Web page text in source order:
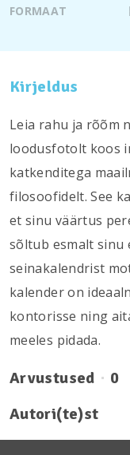
FORMAAT
Kirjeldus
Leia rahu ja rõõm
loodusfotolt koos
katkenditega
filosoofidelt. See
et sinu väärtus
sõltub esmalt sinu
seinakalendrist
kalender on
kontorisse ning
meeles pidada.
Arvustused
0
Autori(te)st